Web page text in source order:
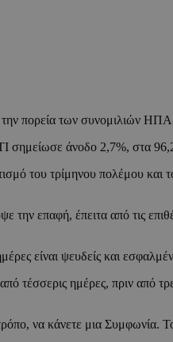
πορεία των συνομιλιών
σημείωσε άνοδο 2,7%, στα
του τρίμηνου πολέμου και
την επαφή, έπειτα από τις
είναι ψευδείς και
τέσσερις ημέρες, πριν από
να κάνετε μια Συμφωνία.